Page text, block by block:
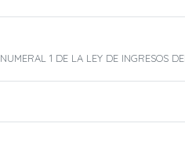
1 DE LA LEY DE INGRESOS